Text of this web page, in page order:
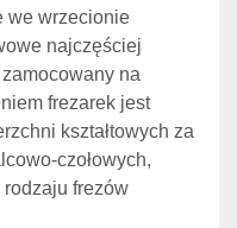
we wrzecionie
najczęściej
na
frezarek jest
kształtowych za
czołowych,
rodzaju frezów